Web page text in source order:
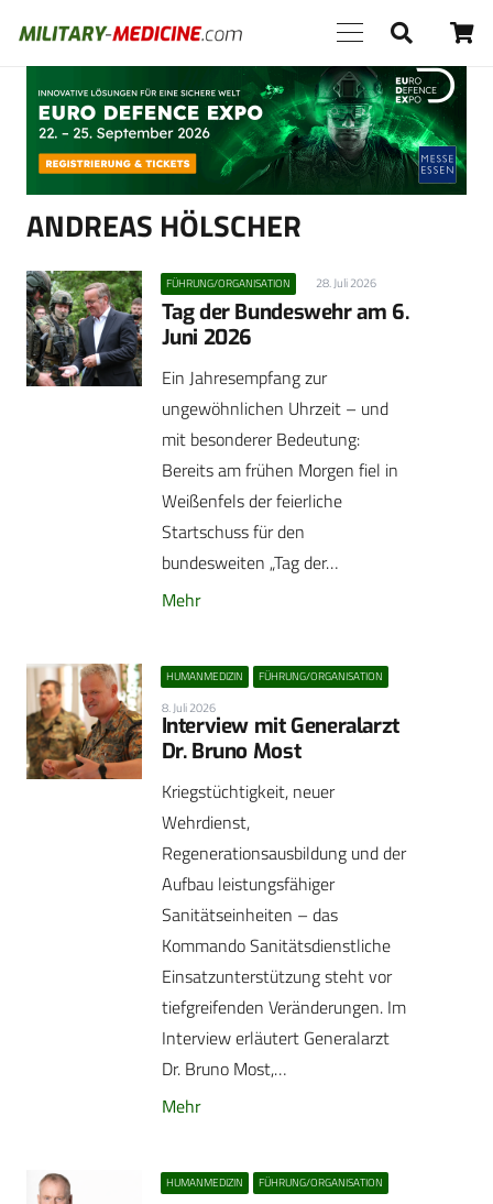
Anzeige
ANDREAS HÖLSCHER
FÜHRUNG/ORGANISATION 28. Juli 2026
Tag der Bundeswehr am 6.
Juni 2026
Ein Jahresempfang zur
ungewöhnlichen Uhrzeit – und
mit besonderer Bedeutung:
Bereits am frühen Morgen fiel in
Weißenfels der feierliche
Startschuss für den
bundesweiten „Tag der…
Mehr
HUMANMEDIZIN FÜHRUNG/ORGANISATION
8. Juli 2026
Interview mit Generalarzt
Dr. Bruno Most
Kriegstüchtigkeit, neuer
Wehrdienst,
Regenerationsausbildung und der
Aufbau leistungsfähiger
Sanitätseinheiten – das
Kommando Sanitätsdienstliche
Einsatzunterstützung steht vor
tiefgreifenden Veränderungen. Im
Interview erläutert Generalarzt
Dr. Bruno Most,…
Mehr
HUMANMEDIZIN FÜHRUNG/ORGANISATION